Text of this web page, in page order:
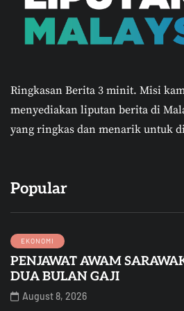
Ringkasan Berita 3 minit. Misi
menyediakan liputan berita di
yang ringkas dan menarik untuk
Popular
EKONOMI
PENJAWAT AWAM
DUA BULAN GAJI
August 8, 2026